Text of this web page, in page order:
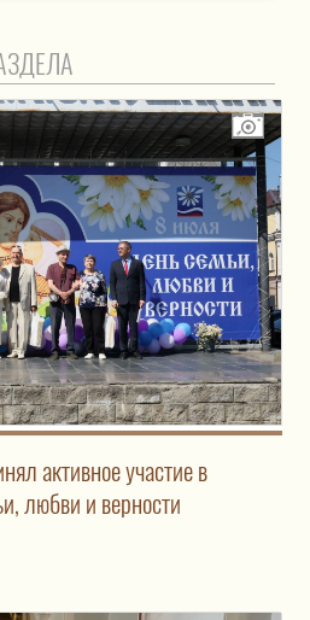
активное участие в
любви и верности